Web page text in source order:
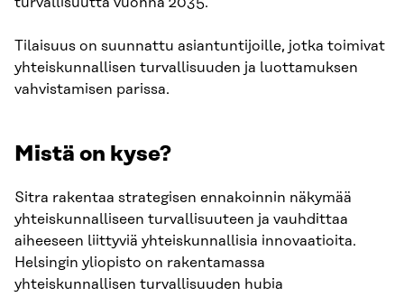
Tilaisuus on suunnattu asiantuntijoille, jotka toimivat
yhteiskunnallisen turvallisuuden ja luottamuksen
vahvistamisen parissa.
Mistä on kyse?
Sitra rakentaa strategisen ennakoinnin näkymää
yhteiskunnalliseen turvallisuuteen ja vauhdittaa
aiheeseen liittyviä yhteiskunnallisia innovaatioita.
Helsingin yliopisto on rakentamassa
yhteiskunnallisen turvallisuuden hubia